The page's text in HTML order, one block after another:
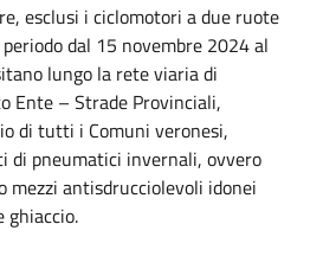
esclusi i ciclomotori a due ruote
dal 15 novembre 2024 al
lungo la rete viaria di
Ente – Strade Provinciali,
di tutti i Comuni veronesi,
di pneumatici invernali, ovvero
mezzi antisdrucciolevoli idonei
ghiaccio.